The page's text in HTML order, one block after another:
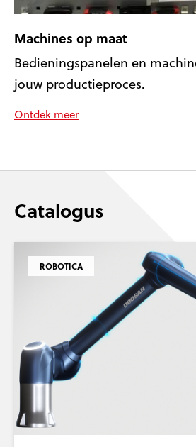
Machines op maat
Bedieningspanelen en
jouw productieproces.
Ontdek meer
Catalogus
ROBOTICA